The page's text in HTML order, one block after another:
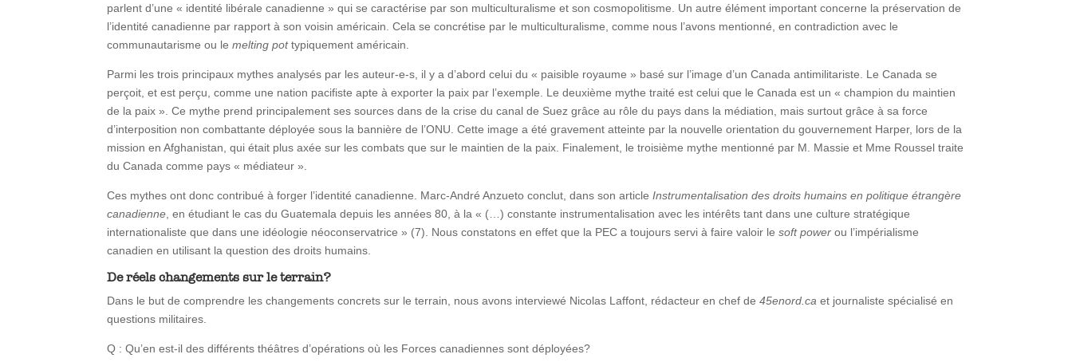
parlent d’une « identité libérale canadienne » qui se caractérise par son multiculturalisme et son cosmopolitisme. Un autre élément important concerne la préservation de
l’identité canadienne par rapport à son voisin américain. Cela se concrétise par le multiculturalisme, comme nous l’avons mentionné, en contradiction avec le
communautarisme ou lemelting pottypiquement américain.
Parmi les trois principaux mythes analysés par les auteur-e-s, il y a d’abord celui du « paisible royaume » basé sur l’image d’un Canada antimilitariste. Le Canada se
perçoit, et est perçu, comme une nation pacifiste apte à exporter la paix par l’exemple. Le deuxième mythe traité est celui que le Canada est un « champion du maintien
de la paix ». Ce mythe prend principalement ses sources dans de la crise du canal de Suez grâce au rôle du pays dans la médiation, mais surtout grâce à sa force
d’interposition non combattante déployée sous la bannière de l’ONU. Cette image a été gravement atteinte par la nouvelle orientation du gouvernement Harper, lors de la
mission en Afghanistan, qui était plus axée sur les combats que sur le maintien de la paix. Finalement, le troisième mythe mentionné par M. Massie et Mme Roussel traite
du Canada comme pays « médiateur ».
Ces mythes ont donc contribué à forger l’identité canadienne. Marc-André Anzueto conclut, dans son articleInstrumentalisation des droits humains en politique étrangère
canadienne , en étudiant le cas du Guatemala depuis les années 80, à la « (…) constante instrumentalisation avec les intérêts tant dans une culture stratégique
internationaliste que dans une idéologie néoconservatrice » (7). Nous constatons en effet que la PEC a toujours servi à faire valoir lesoft power ou l’impérialisme
canadien en utilisant la question des droits humains.
De réels changements sur le terrain?
Dans le but de comprendre les changements concrets sur le terrain, nous avons interviewé Nicolas Laffont, rédacteur en chef de45enord.ca et journaliste spécialisé en
questions militaires.
Q : Qu’en est-il des différents théâtres d’opérations où les Forces canadiennes sont déployées?